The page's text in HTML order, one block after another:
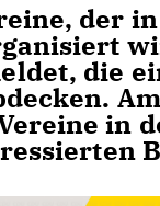
der
die
in